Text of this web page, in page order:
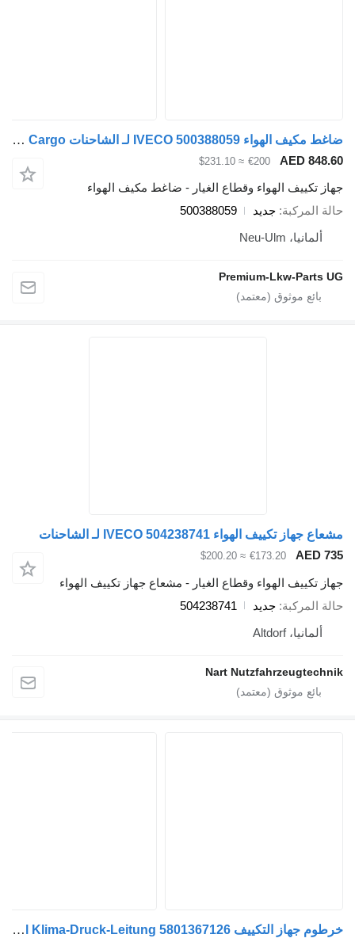
ضاغط مكيف الهواء IVECO 500388059 لـ الشاحنات IVECO Euro Cargo
AED 848.60
€200
≈ $231.10
جهاز تكييف الهواء وقطاع الغيار - ضاغط مكيف الهواء
حالة المركبة جديد
500388059
ألمانيا، Neu-Ulm
Premium-Lkw-Parts UG
مشعاع جهاز تكييف الهواء IVECO 504238741 لـ الشاحنات
AED 735
€173.20
≈ $200.20
جهاز تكييف الهواء وقطاع الغيار - مشعاع جهاز تكييف الهواء
حالة المركبة جديد
504238741
ألمانيا، Altdorf
Nart Nutzfahrzeugtechnik
خرطوم جهاز التكييف IVECO Original Klima-Druck-Leitung 5801367126 لـ الشاحنات IVECO Daily